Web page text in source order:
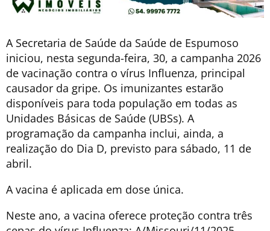
A Secretaria de Saúde da Saúde de Espumoso
iniciou, nesta segunda-feira, 30, a campanha 2026
de vacinação contra o vírus Influenza, principal
causador da gripe. Os imunizantes estarão
disponíveis para toda população em todas as
Unidades Básicas de Saúde (UBSs). A
programação da campanha inclui, ainda, a
realização do Dia D, previsto para sábado, 11 de
abril.
A vacina é aplicada em dose única.
Neste ano, a vacina oferece proteção contra três